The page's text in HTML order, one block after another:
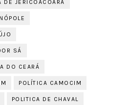
DE JERICOACOARA
SÁ
DO CEARÁ
POLÍTICA CAMOCIM
POLITICA DE CHAVAL